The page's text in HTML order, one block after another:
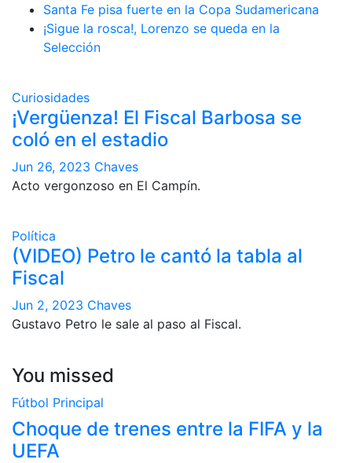
Santa Fe pisa fuerte en la Copa Sudamericana
¡Sigue la rosca!, Lorenzo se queda en la
Selección
Curiosidades
¡Vergüenza! El Fiscal Barbosa se
coló en el estadio
Jun 26, 2023 Chaves
Acto vergonzoso en El Campín.
Política
(VIDEO) Petro le cantó la tabla al
Fiscal
Jun 2, 2023 Chaves
Gustavo Petro le sale al paso al Fiscal.
You missed
Fútbol Principal
Choque de trenes entre la FIFA y la
UEFA